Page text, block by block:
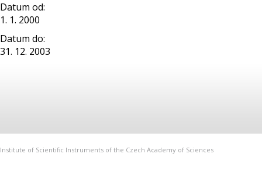
Datum od:
1. 1. 2000
Datum do:
31. 12. 2003
Institute of Scientific Instruments of the Czech Academy of Sciences